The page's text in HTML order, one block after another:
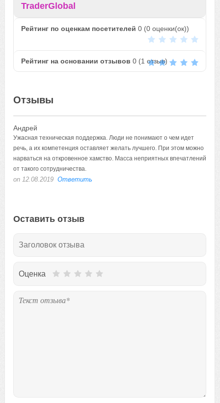
TraderGlobal
Рейтинг по оценкам посетителей 0 (0 оценки(ок))
Рейтинг на основании отзывов 0 (1 отзыв)
Отзывы
Андрей
Ужасная техническая поддержка. Люди не понимают о чем идет
речь, а их компетенция оставляет желать лучшего. При этом можно
нарваться на откровенное хамство. Масса неприятных впечатлений
от такого сотрудничества.
on 12.08.2019 Ответить
Оставить отзыв
Оценка